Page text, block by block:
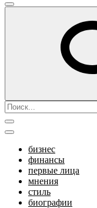
бизнес
финансы
первые лица
мнения
стиль
биографии